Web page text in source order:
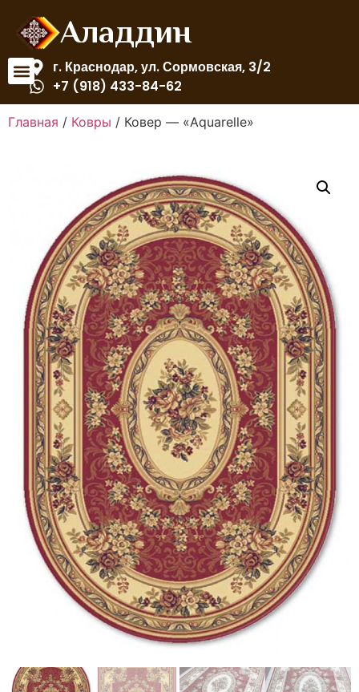
Аладдин
г. Краснодар, ул. Сормовская, 3/2
+7 (918) 433-84-62
Главная / Ковры / Ковер — «Aquarelle»